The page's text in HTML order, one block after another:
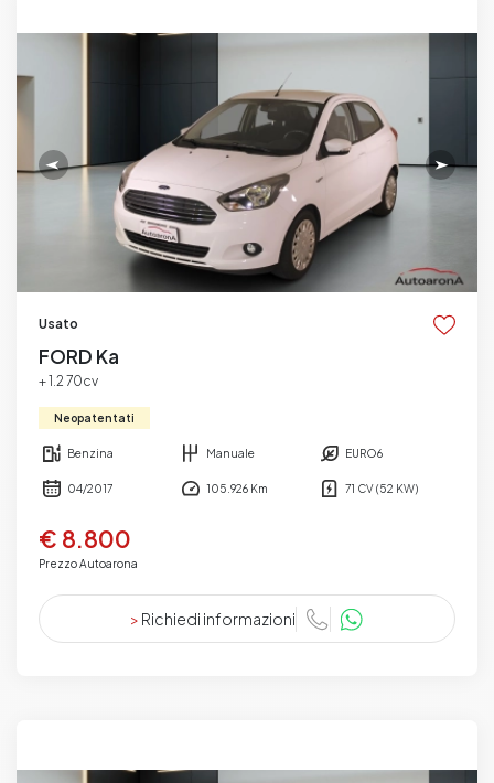
Usato
FORD Ka
+ 1.2 70cv
Neopatentati
Benzina Manuale EURO6
04/2017 105.926 Km 71 CV (52 KW)
€ 8.800
Prezzo Autoarona
> Richiedi informazioni